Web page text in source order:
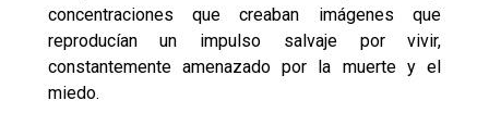
concentraciones que creaban imágenes que
reproducían un impulso salvaje por vivir,
constantemente amenazado por la muerte y el
miedo.